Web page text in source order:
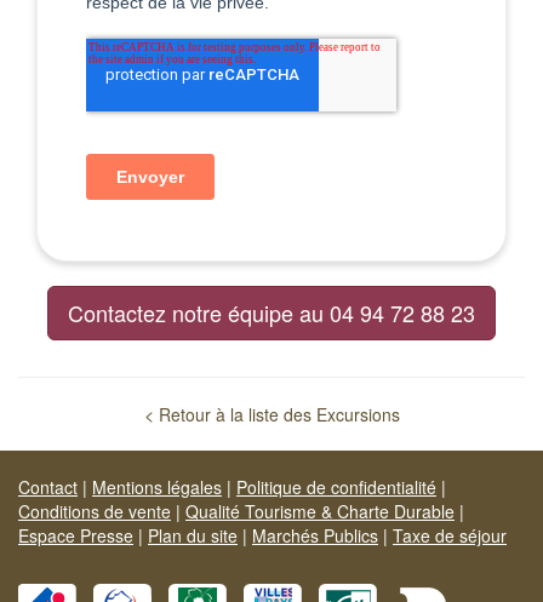
Contactez notre équipe au 04 94 72 88 23
< Retour à la liste des Excursions
Contact | Mentions légales | Politique de confidentialité |
Conditions de vente | Qualité Tourisme & Charte Durable |
Espace Presse | Plan du site | Marchés Publics | Taxe de séjour